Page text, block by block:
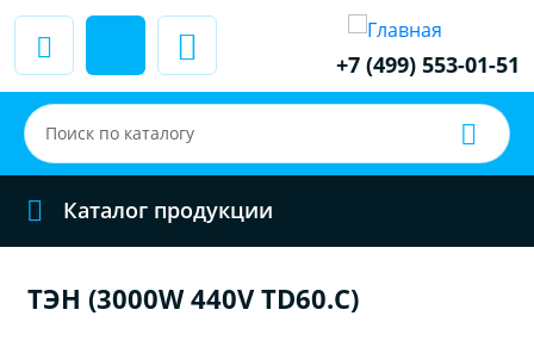
+7 (499) 553-01-51
Каталог продукции
ТЭН (3000W 440V TD60.C)